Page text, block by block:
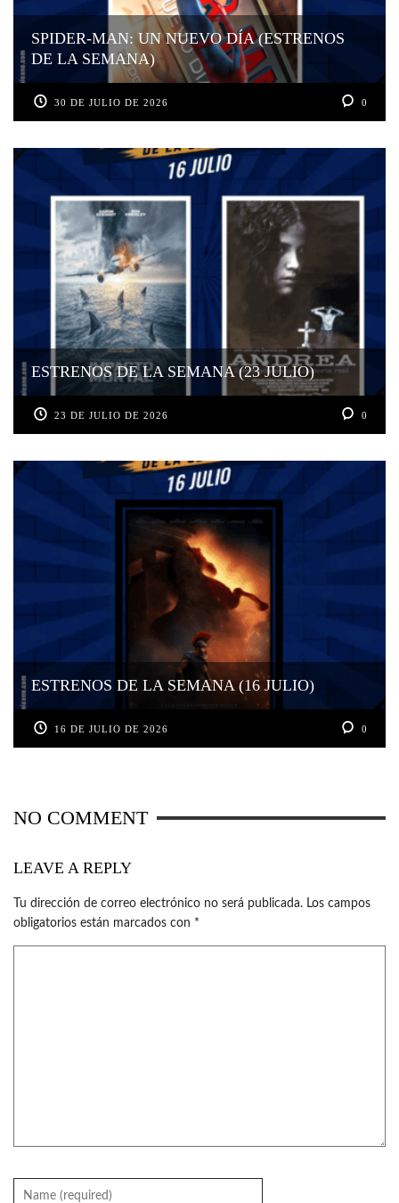
SPIDER-MAN: UN NUEVO DÍA (ESTRENOS
DE LA SEMANA)
30 DE JULIO DE 2026 0
ESTRENOS DE LA SEMANA (23 JULIO)
23 DE JULIO DE 2026 0
ESTRENOS DE LA SEMANA (16 JULIO)
16 DE JULIO DE 2026 0
NO COMMENT
LEAVE A REPLY
Tu dirección de correo electrónico no será publicada. Los campos
obligatorios están marcados con *